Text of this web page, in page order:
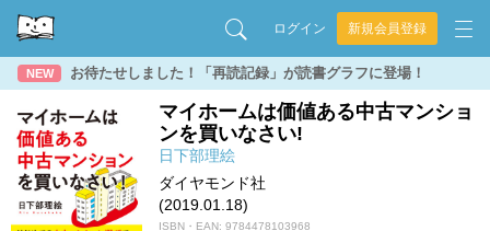
ログイン 新規会員登録
NEW お待たせしました！「再読記録」が読書グラフに登場！
マイホームは価値ある中古マンショ
ンを買いなさい!
日下部理絵
ダイヤモンド社
(2019.01.18)
ISBN・EAN: 9784478103968